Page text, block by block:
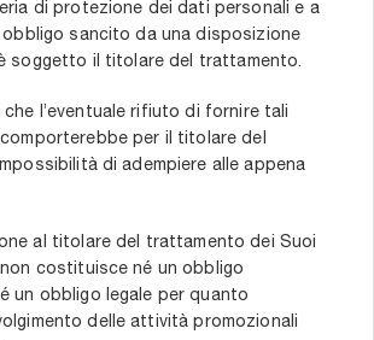
di protezione dei dati personali e a
sancito da una disposizione
soggetto il titolare del trattamento.
l’eventuale rifiuto di fornire tali
per il titolare del
di adempiere alle appena
al titolare del trattamento dei Suoi
costituisce né un obbligo
un obbligo legale per quanto
delle attività promozionali